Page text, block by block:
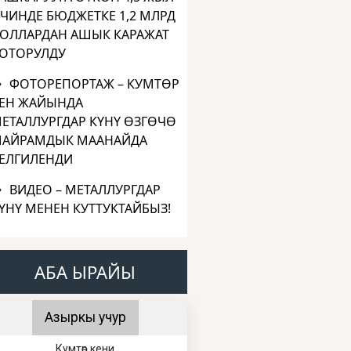
БЮДЖЕТКЕ 1,2 МЛРД
АШЫК КАРАЖАТ
ФОТОРЕПОРТАЖ – КУМТӨР
ЖАЙЫНДА
КҮНҮ ӨЗГӨЧӨ
МААНАЙДА
ВИДЕО – МЕТАЛЛУРГДАР
МЕНЕН КУТТУКТАЙБЫЗ!
АБА ЫРАЙЫ
Азыркы учур
Кумтөр кени